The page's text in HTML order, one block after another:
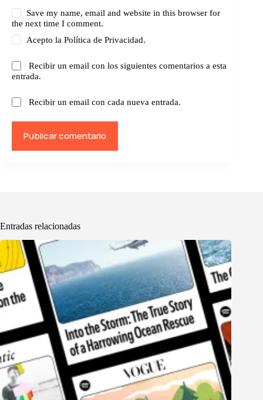
Save my name, email and website in this browser for
the next time I comment.
Acepto laPolítica de Privacidad.
Recibir un email con los siguientes comentarios a esta
entrada.
Recibir un email con cada nueva entrada.
Publicar comentario
Entradas relacionadas